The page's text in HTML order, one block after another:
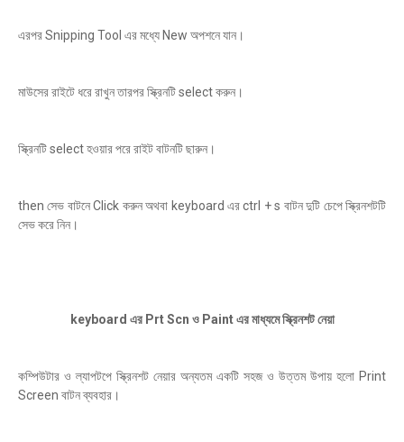
এরপর Snipping Tool এর মধ্যে New অপশনে যান।
মাউসের রাইটে ধরে রাখুন তারপর স্ক্রিনটি select করুন।
স্ক্রিনটি select হওয়ার পরে রাইট বাটনটি ছারুন।
then সেভ বাটনে Click করুন অথবা keyboard এর ctrl + s বাটন দুটি চেপে স্ক্রিনশটটি
সেভ করে নিন।
keyboard এর Prt Scn ও Paint এর মাধ্যমে স্ক্রিনশট নেয়া
কম্পিউটার ও ল্যাপটপে স্ক্রিনশট নেয়ার অন্যতম একটি সহজ ও উত্তম উপায় হলো Print
Screen বাটন ব্যবহার।